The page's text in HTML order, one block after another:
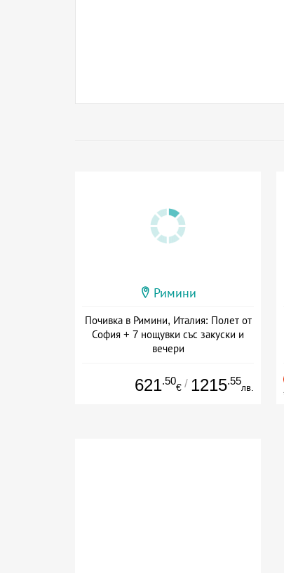
Римини
Почивка в Римини, Италия: Полет от
София + 7 нощувки със закуски и
вечери
621.50
€ / 1215.55
лв.